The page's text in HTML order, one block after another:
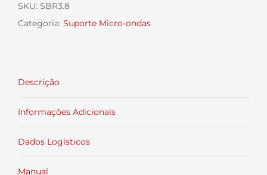
SKU: SBR3.8
Categoria: Suporte Micro-ondas
Descrição
Informações Adicionais
Dados Logísticos
Manual